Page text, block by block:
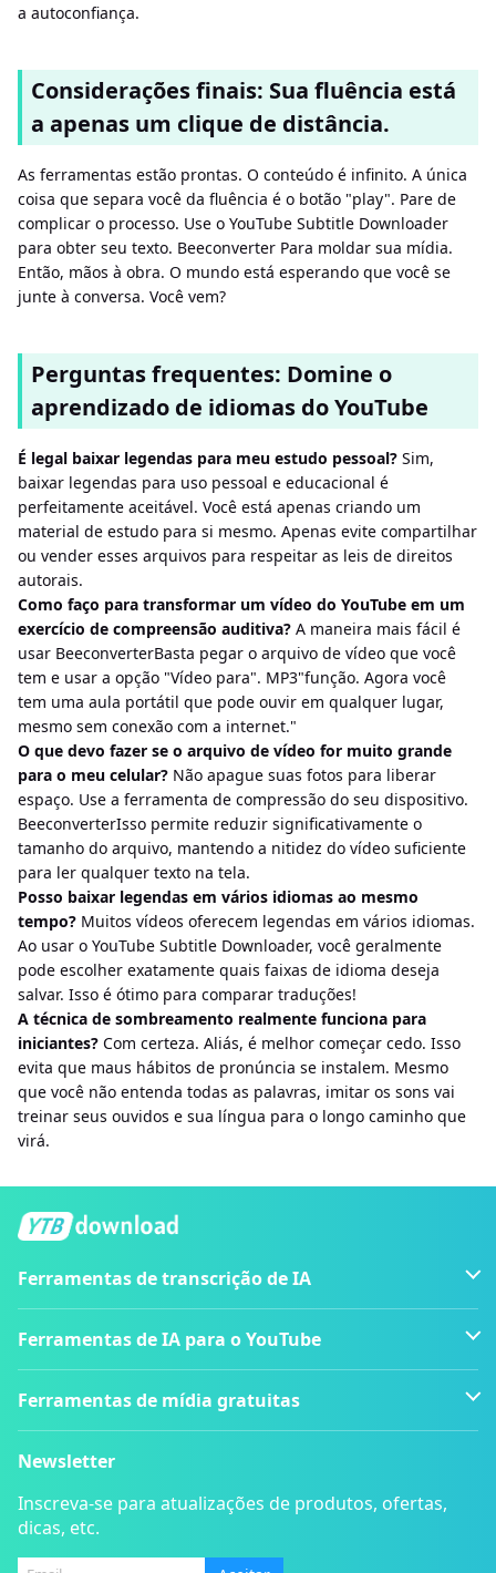
a autoconfiança.
Considerações finais: Sua fluência está
a apenas um clique de distância.
As ferramentas estão prontas. O conteúdo é infinito. A única
coisa que separa você da fluência é o botão "play". Pare de
complicar o processo. Use o YouTube Subtitle Downloader
para obter seu texto. Beeconverter Para moldar sua mídia.
Então, mãos à obra. O mundo está esperando que você se
junte à conversa. Você vem?
Perguntas frequentes: Domine o
aprendizado de idiomas do YouTube
É legal baixar legendas para meu estudo pessoal? Sim,
baixar legendas para uso pessoal e educacional é
perfeitamente aceitável. Você está apenas criando um
material de estudo para si mesmo. Apenas evite compartilhar
ou vender esses arquivos para respeitar as leis de direitos
autorais.
Como faço para transformar um vídeo do YouTube em um
exercício de compreensão auditiva? A maneira mais fácil é
usar BeeconverterBasta pegar o arquivo de vídeo que você
tem e usar a opção "Vídeo para". MP3"função. Agora você
tem uma aula portátil que pode ouvir em qualquer lugar,
mesmo sem conexão com a internet."
O que devo fazer se o arquivo de vídeo for muito grande
para o meu celular? Não apague suas fotos para liberar
espaço. Use a ferramenta de compressão do seu dispositivo.
BeeconverterIsso permite reduzir significativamente o
tamanho do arquivo, mantendo a nitidez do vídeo suficiente
para ler qualquer texto na tela.
Posso baixar legendas em vários idiomas ao mesmo
tempo? Muitos vídeos oferecem legendas em vários idiomas.
Ao usar o YouTube Subtitle Downloader, você geralmente
pode escolher exatamente quais faixas de idioma deseja
salvar. Isso é ótimo para comparar traduções!
A técnica de sombreamento realmente funciona para
iniciantes? Com certeza. Aliás, é melhor começar cedo. Isso
evita que maus hábitos de pronúncia se instalem. Mesmo
que você não entenda todas as palavras, imitar os sons vai
treinar seus ouvidos e sua língua para o longo caminho que
virá.
Ferramentas de transcrição de IA
Ferramentas de IA para o YouTube
Ferramentas de mídia gratuitas
Newsletter
Inscreva-se para atualizações de produtos, ofertas,
dicas, etc.